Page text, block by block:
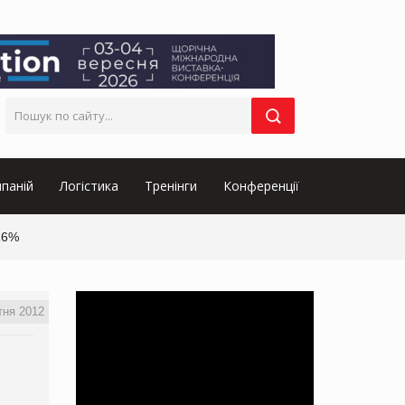
Логістика Тренінги Конференції
2012